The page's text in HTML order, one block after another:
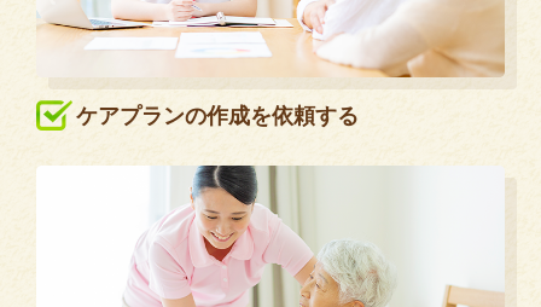
ケアプランの作成を依頼する